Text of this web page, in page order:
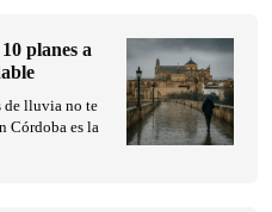
planes a
de lluvia no te
Córdoba es la